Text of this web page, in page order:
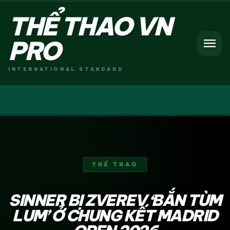
THỂ THAO VN
PRO
INTERNATIONAL STANDARD
menu
THỂ THAO
SINNER BỊ ZVEREV ‘BẮN TÙM
LUM’ Ở CHUNG KẾT MADRID